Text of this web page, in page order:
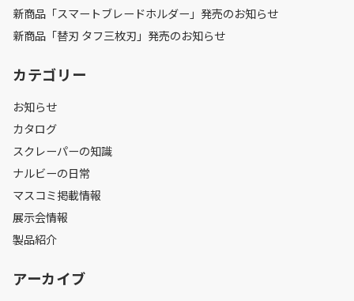
新商品「スマートブレードホルダー」発売のお知らせ
新商品「替刃 タフ三枚刃」発売のお知らせ
カテゴリー
お知らせ
カタログ
スクレーパーの知識
ナルビーの日常
マスコミ掲載情報
展示会情報
製品紹介
アーカイブ